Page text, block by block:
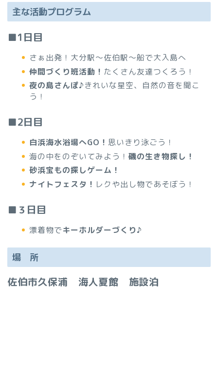
主な活動プログラム
■1日目
さぁ出発！大分駅～佐伯駅～船で大入島へ
仲間づくり班活動！ たくさん友達つくろう！
夜の島さんぽ♪きれいな星空、自然の音を聞こ
う！
■2日目
白浜海水浴場へGO！ 思いきり泳ごう！
海の中をのぞいてみよう！ 磯の生き物探し！
砂浜宝もの探しゲーム！
ナイトフェスタ！ レクや出し物であそぼう！
■３日目
漂着物でキーホルダーづくり♪
場 所
佐伯市久保浦 海人夏館 施設泊